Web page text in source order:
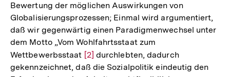
Bewertung der möglichen Auswirkungen von
Globalisierungsprozessen; Einmal wird argumentiert,
daß wir gegenwärtig einen Paradigmenwechsel unter
dem Motto „Vom Wohlfahrtsstaat zum
Wettbewerbsstaat Zur
Auflösung
[2] durchlebten, dadurch
gekennzeichnet, daß die Sozialpolitik eindeutig den